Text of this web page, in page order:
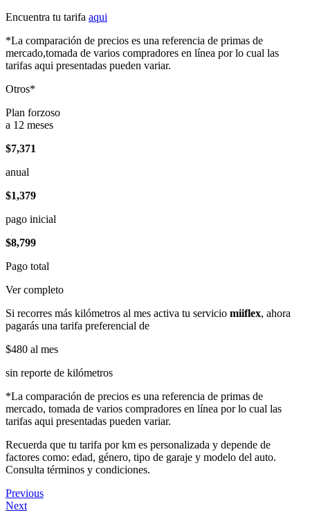
Encuentra tu tarifa aqui
*La comparación de precios es una referencia de primas de
mercado,tomada de varios compradores en línea por lo cual las
tarifas aqui presentadas pueden variar.
Otros*
Plan forzoso
a 12 meses
$7,371
anual
$1,379
pago inicial
$8,799
Pago total
Ver completo
Si recorres más kilómetros al mes activa tu servicio miiflex, ahora
pagarás una tarifa preferencial de
$480 al mes
sin reporte de kilómetros
*La comparación de precios es una referencia de primas de
mercado, tomada de varios compradores en línea por lo cual las
tarifas aqui presentadas pueden variar.
Recuerda que tu tarifa por km es personalizada y depende de
factores como: edad, género, tipo de garaje y modelo del auto.
Consulta términos y condiciones.
Previous
Next